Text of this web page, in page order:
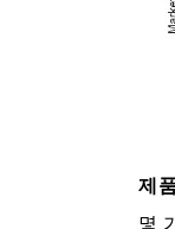
제
몇